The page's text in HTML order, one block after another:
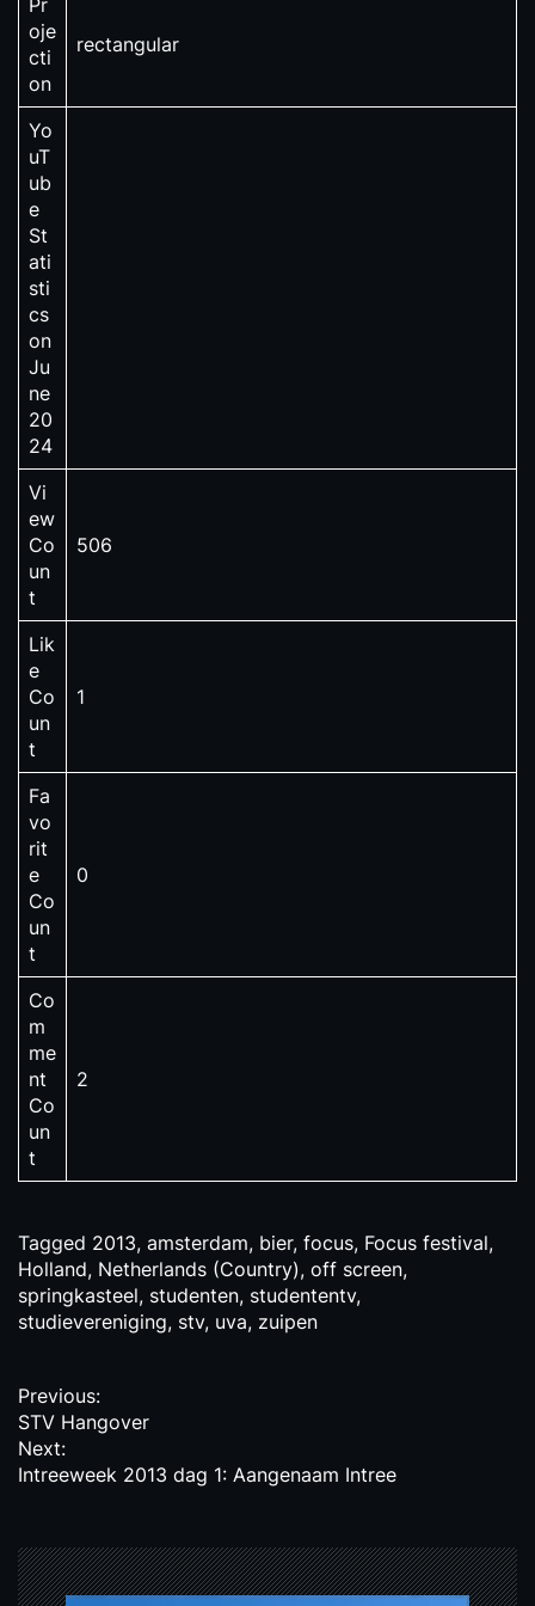
Pr
oje
cti
on
rectangular
Yo
uT
ub
e
St
ati
sti
cs
on
Ju
ne
20
24
Vi
ew
Co
un
t
506
Lik
e
Co
un
t
1
Fa
vo
rit
e
Co
un
t
0
Co
m
me
nt
Co
un
t
2
Tagged 2013, amsterdam, bier, focus, Focus festival,
Holland, Netherlands (Country), off screen,
springkasteel, studenten, studententv,
studievereniging, stv, uva, zuipen
P
o
s
n
Previous:
STV Hangover
Next:
Intreeweek 2013 dag 1: Aangenaam Intree